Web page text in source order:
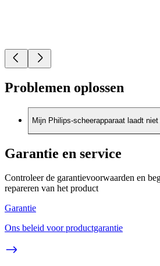
Problemen oplossen
Mijn Philips-scheerapparaat laadt niet
Garantie en service
Controleer de garantievoorwaarden en
repareren van het product
Garantie
Ons beleid voor productgarantie